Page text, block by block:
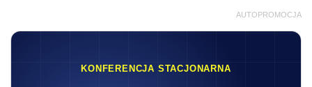
AUTOPROMOCJA
KONFERENCJA STACJONARNA